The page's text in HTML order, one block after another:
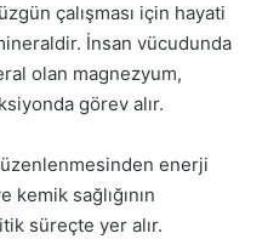
çalışması için hayati
İnsan vücudunda
olan magnezyum,
görev alır.
enerji
sağlığının
süreçte yer alır.